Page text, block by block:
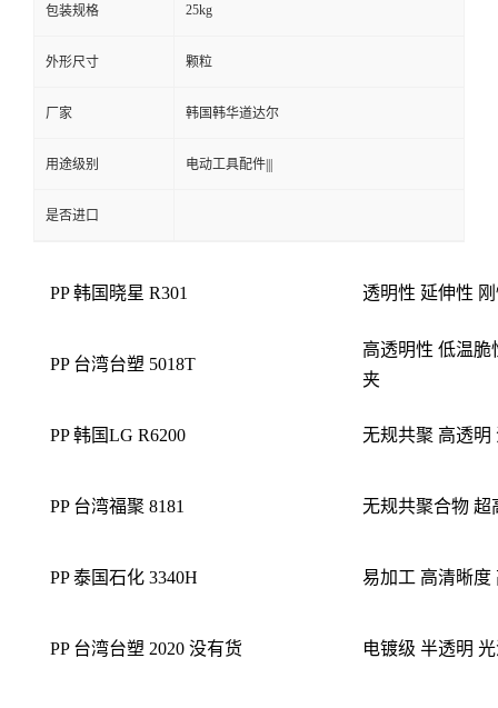
包装规格 25kg
外形尺寸 颗粒
厂家 韩国韩华道达尔
用途级别 电动工具配件|||
是否进口
PP 韩国晓星 R301 透明性 延伸性
PP 台湾台塑 5018T
高透明性 低温脆
夹
PP 韩国LG R6200 无规共聚 高透明
PP 台湾福聚 8181 无规共聚合物 超
PP 泰国石化 3340H 易加工 高清晰度
PP 台湾台塑 2020 没有货 电镀级 半透明